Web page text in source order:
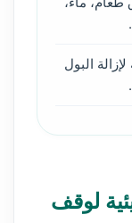
البول
لوقف